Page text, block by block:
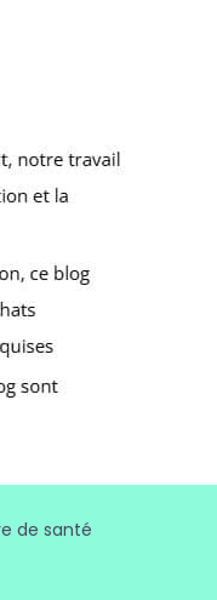
de santé